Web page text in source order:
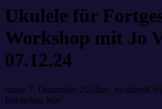
Ukulele für
Workshop mit Jo
07.12.24
today 7. Dezember 2024my_location
fröhlichen Nix"